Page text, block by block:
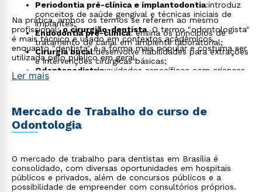
Periodontia pré-clínica e implantodontia:introduz
conceitos de saúde gengival e técnicas iniciais de
implantes;
Endodontia pré-clínica: ensina os princípios de
tratamento de canal em ambiente laboratorial;
Cirurgia bucal:desenvolve habilidades para extrações
e intervenções cirúrgicas básicas;
Odontopediatria:cuidados específicos com crianças
e adolescentes, incluindo prevenção e tratamento
em ambientes hospitalares, com atendimento de
pacientes com necessidades especiais de saúde.
Na prática, ambos os termos se referem ao mesmo
profissional:o cirurgião-dentista. O termo "odontologista"
é mais técnico e usado em contextos acadêmicos,
enquanto "dentista" é a forma mais popular e costuma ser
utilizada pelo público em geral.
Ler mais
Mercado de Trabalho do curso de
Odontologia
O mercado de trabalho para dentistas em Brasília é
consolidado, com diversas oportunidades em hospitais
públicos e privados, além de concursos públicos e a
possibilidade de empreender com consultórios próprios.